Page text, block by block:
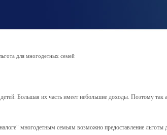
для многодетных семей
Большая их часть имеет небольшие доходы. Поэтому
многодетным семьям возможно предоставление льготы